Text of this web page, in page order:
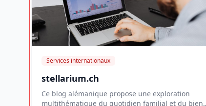
Services internationaux
stellarium.ch
Ce blog alémanique propose une exploration
multithématique du quotidien familial et du bien-